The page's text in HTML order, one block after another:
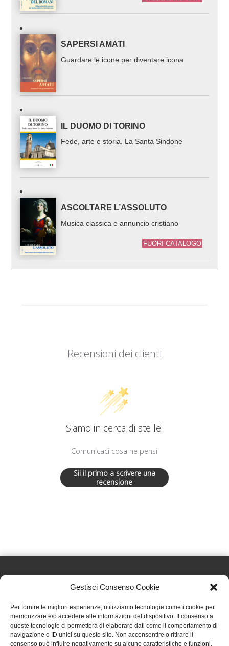
Gestisci Consenso Cookie
Per fornire le migliori esperienze, utilizziamo tecnologie come i cookie per
memorizzare e/o accedere alle informazioni del dispositivo. Il consenso a
queste tecnologie ci permetterà di elaborare dati come il comportamento di
navigazione o ID unici su questo sito. Non acconsentire o ritirare il
consenso può influire negativamente su alcune caratteristiche e funzioni.
SAPERSI AMATI
Guardare le icone per diventare icona
IL DUOMO DI TORINO
Fede, arte e storia. La Santa Sindone
ASCOLTARE L’ASSOLUTO
Musica classica e annuncio cristiano
FUORI CATALOGO
Recensioni dei clienti
Siamo in cerca di stelle!
Comunicaci cosa ne pensi
Sii il primo a scrivere una
recensione
Effatà Editrice di Pellegrino Paolo SAS
C.F. e P.IVA 09655250018
Via Tre Denti, 1 - 10060 Cantalupa (TO)
Telefono: (+39) 0121 353452 - Fax: (+39) 0121 353839